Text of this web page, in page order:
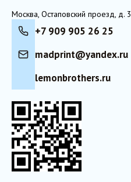
Москва, Остаповский проезд, д.
+7 909 905 26 25
madprint@yandex.ru
lemonbrothers.ru